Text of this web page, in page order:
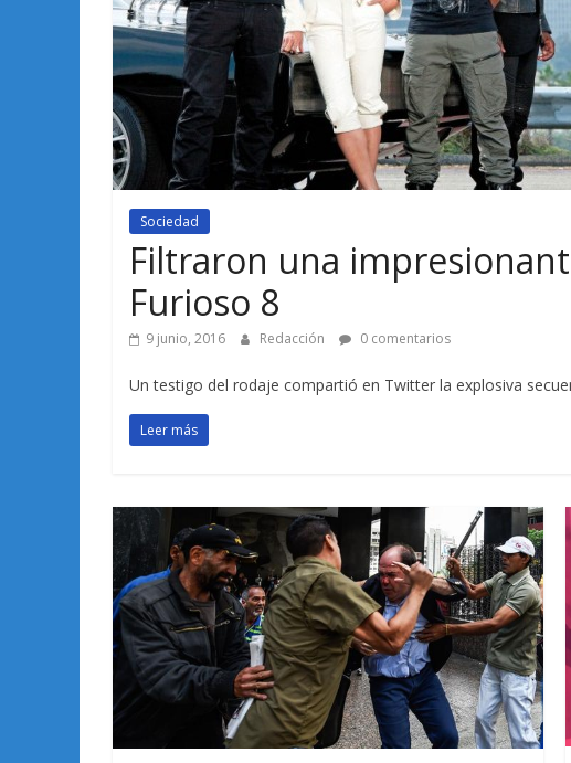
Sociedad
Filtraron una
Furioso 8
9 junio, 2016 Redacción 0 comentarios
Un testigo del rodaje compartió en Twitter la explosiva
Leer más